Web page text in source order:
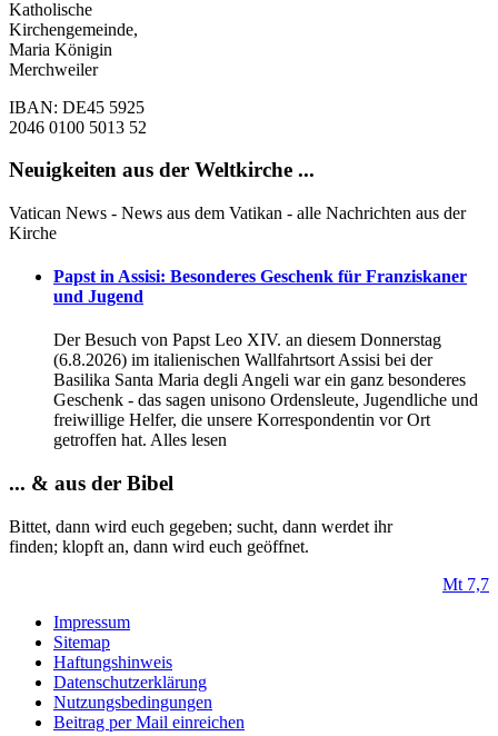
Katholische
Kirchengemeinde,
Maria Königin
Merchweiler
IBAN: DE45 5925
2046 0100 5013 52
Neuigkeiten aus der Weltkirche ...
Vatican News - News aus dem Vatikan - alle Nachrichten aus der
Kirche
Papst in Assisi: Besonderes Geschenk für Franziskaner
und Jugend
Der Besuch von Papst Leo XIV. an diesem Donnerstag
(6.8.2026) im italienischen Wallfahrtsort Assisi bei der
Basilika Santa Maria degli Angeli war ein ganz besonderes
Geschenk - das sagen unisono Ordensleute, Jugendliche und
freiwillige Helfer, die unsere Korrespondentin vor Ort
getroffen hat. Alles lesen
... & aus der Bibel
Bittet, dann wird euch gegeben; sucht, dann werdet ihr
finden; klopft an, dann wird euch geöffnet.
Mt 7,7
Impressum
Sitemap
Haftungshinweis
Datenschutzerklärung
Nutzungsbedingungen
Beitrag per Mail einreichen